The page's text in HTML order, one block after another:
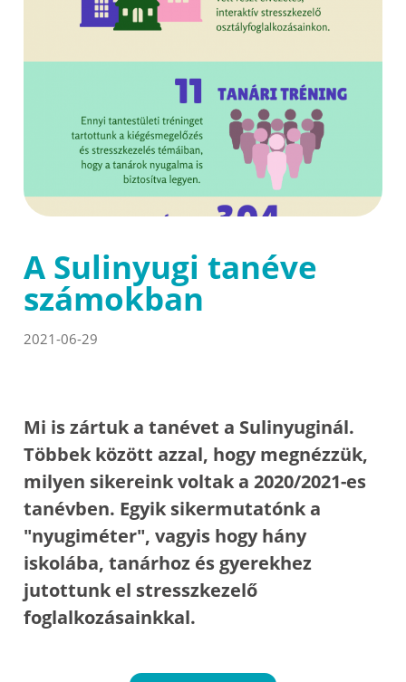
A Sulinyugi tanéve
számokban
2021-06-29
Mi is zártuk a tanévet a Sulinyuginál.
Többek között azzal, hogy megnézzük,
milyen sikereink voltak a 2020/2021-es
tanévben. Egyik sikermutatónk a
"nyugiméter", vagyis hogy hány
iskolába, tanárhoz és gyerekhez
jutottunk el stresszkezelő
foglalkozásainkkal.